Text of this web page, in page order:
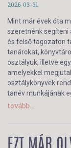
2026-03-31
Mint már évek óta
szeretnénk segíteni
és felső tagozaton
tanárokat,
osztályuk, illetve
amelyekkel
osztálykönyvek
tanév munkájának
tovább...